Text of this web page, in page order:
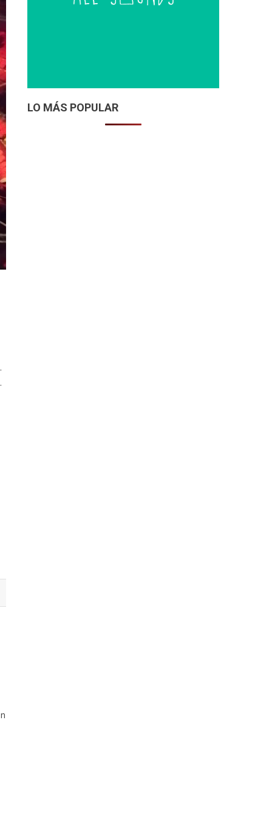
LO MÁS POPULAR